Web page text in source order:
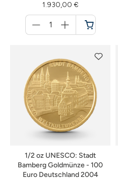
1.930,00 €
für
Warenkorb
1/2 oz UNESCO: Stadt
Bamberg Goldmünze - 100
Euro Deutschland 2004